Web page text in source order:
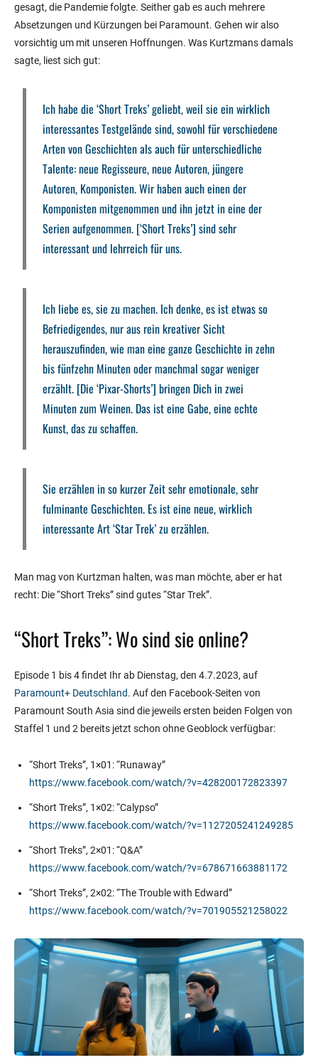
gesagt, die Pandemie folgte. Seither gab es auch mehrere
Absetzungen und Kürzungen bei Paramount. Gehen wir also
vorsichtig um mit unseren Hoffnungen. Was Kurtzmans damals
sagte, liest sich gut:
Ich habe die ‘Short Treks’ geliebt, weil sie ein wirklich
interessantes Testgelände sind, sowohl für verschiedene
Arten von Geschichten als auch für unterschiedliche
Talente: neue Regisseure, neue Autoren, jüngere
Autoren, Komponisten. Wir haben auch einen der
Komponisten mitgenommen und ihn jetzt in eine der
Serien aufgenommen. [‘Short Treks’] sind sehr
interessant und lehrreich für uns.
Ich liebe es, sie zu machen. Ich denke, es ist etwas so
Befriedigendes, nur aus rein kreativer Sicht
herauszufinden, wie man eine ganze Geschichte in zehn
bis fünfzehn Minuten oder manchmal sogar weniger
erzählt. [Die ‘Pixar-Shorts’] bringen Dich in zwei
Minuten zum Weinen. Das ist eine Gabe, eine echte
Kunst, das zu schaffen.
Sie erzählen in so kurzer Zeit sehr emotionale, sehr
fulminante Geschichten. Es ist eine neue, wirklich
interessante Art ‘Star Trek’ zu erzählen.
Man mag von Kurtzman halten, was man möchte, aber er hat
recht: Die “Short Treks” sind gutes “Star Trek”.
“Short Treks”: Wo sind sie online?
Episode 1 bis 4 findet Ihr ab Dienstag, den 4.7.2023, auf
Paramount+ Deutschland. Auf den Facebook-Seiten von
Paramount South Asia sind die jeweils ersten beiden Folgen von
Staffel 1 und 2 bereits jetzt schon ohne Geoblock verfügbar:
“Short Treks”, 1×01: “Runaway”
https://www.facebook.com/watch/?v=428200172823397
“Short Treks”, 1×02: “Calypso”
https://www.facebook.com/watch/?v=1127205241249285
“Short Treks”, 2×01: “Q&A”
https://www.facebook.com/watch/?v=678671663881172
“Short Treks”, 2×02: “The Trouble with Edward”
https://www.facebook.com/watch/?v=701905521258022